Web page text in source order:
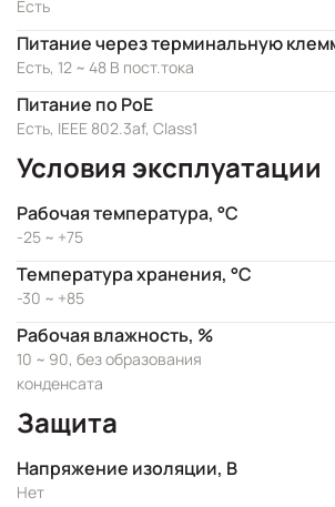
Есть
Питание через терминальную
Есть, 12 ~ 48 В пост.тока
Питание по PoE
Есть, IEEE 802.3af, Class1
Условия эксплуатации
Рабочая температура, °C
-25 ~ +75
Температура хранения, °C
-30 ~ +85
Рабочая влажность, %
10 ~ 90, без образования
конденсата
Защита
Напряжение изоляции, В
Нет